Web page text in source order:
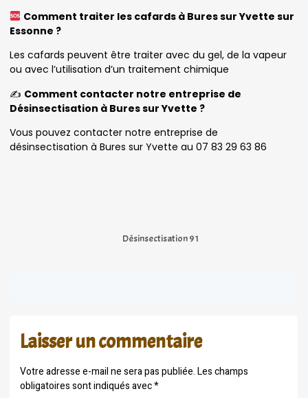
Comment traiter les cafards à Bures sur Yvette sur
Essonne ?
Les cafards peuvent être traiter avec du gel, de la vapeur
ou avec l’utilisation d’un traitement chimique
✍️ Comment contacter notre entreprise de
Désinsectisation à Bures sur Yvette ?
Vous pouvez contacter notre entreprise de
désinsectisation à Bures sur Yvette au 07 83 29 63 86
Désinsectisation 91
Laisser un commentaire
Votre adresse e-mail ne sera pas publiée.Les champs
obligatoires sont indiqués avec*